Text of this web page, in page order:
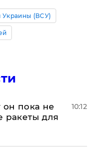
Украины (ВСУ)
он пока не
ракеты для
10:12